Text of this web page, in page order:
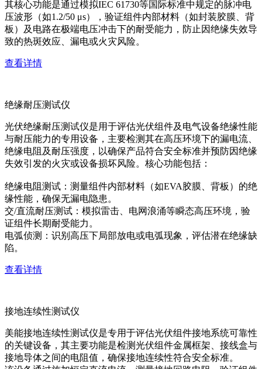
其核心功能是通过模拟IEC 61730等国际标准中规定的脉冲电
压波形（如1.2/50 μs），验证组件内部材料（如封装胶膜、背
板）及电路在极端电压冲击下的耐受能力，防止因绝缘失效导
致的热斑效应、漏电或火灾风险。
查看详情
绝缘耐压测试仪
光伏绝缘耐压测试仪是用于评估光伏组件及电气设备绝缘性能
与耐压能力的专用设备，主要检测其在高压环境下的漏电流、
绝缘电阻及耐压强度，以确保产品符合安全标准并预防因绝缘
失效引发的火灾或设备损坏风险。核心功能包括：
绝缘电阻测试：测量组件内部材料（如EVA胶膜、背板）的绝
缘性能，确保无漏电隐患。
交/直流耐压测试：模拟雷击、电网浪涌等瞬态高压环境，验
证组件长期耐受能力。
电弧侦测：识别高压下局部放电或电弧现象，评估潜在绝缘缺
陷。
查看详情
接地连续性测试仪
美能接地连续性测试仪是专用于评估光伏组件接地系统可靠性
的关键设备，其主要功能是检测光伏组件金属框架、接线盒与
接地导体之间的电阻值，确保接地连续性符合安全标准。